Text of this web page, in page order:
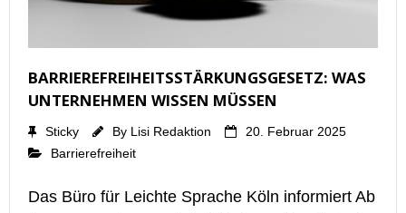
BARRIEREFREIHEITSSTÄRKUNGSGESETZ: WAS
UNTERNEHMEN WISSEN MÜSSEN
Sticky By Lisi Redaktion
20. Februar 2025
Barrierefreiheit
Das Büro für Leichte Sprache Köln informiert Ab